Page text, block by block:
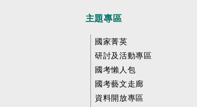
主題專區
國家菁英
研討及活動專區
國考懶人包
國考藝文走廊
資料開放專區